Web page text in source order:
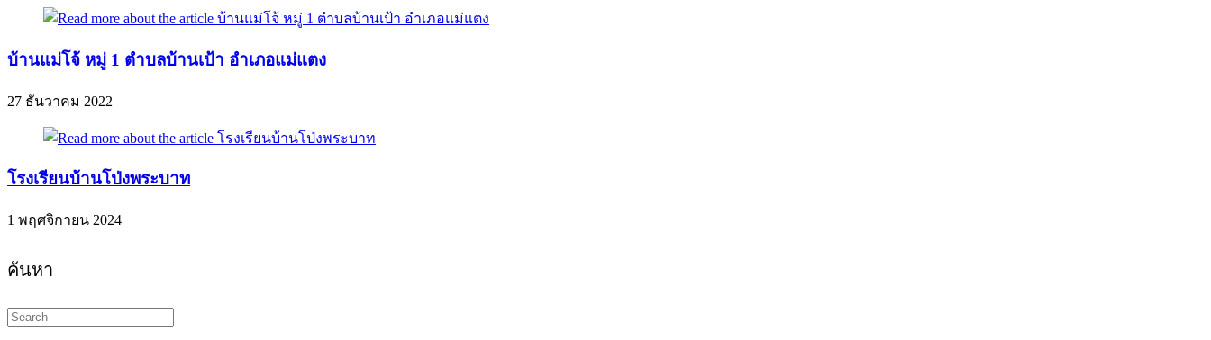
บ้านแม่โจ้ หมู่ 1 ตำบลบ้านเป้า อำเภอแม่แตง
27 ธันวาคม 2022
โรงเรียนบ้านโป่งพระบาท
1 พฤศจิกายน 2024
ค้นหา
Search
this